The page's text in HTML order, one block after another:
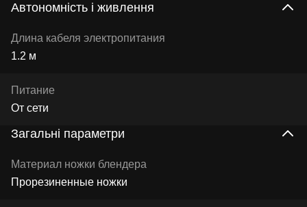
Автономність і живлення
Длина кабеля электропитания
1.2 м
Питание
От сети
Загальні параметри
Материал ножки блендера
Прорезиненные ножки